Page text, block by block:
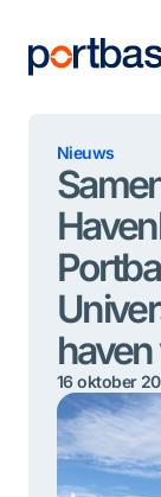
inhoud
Nieuws
16 oktober